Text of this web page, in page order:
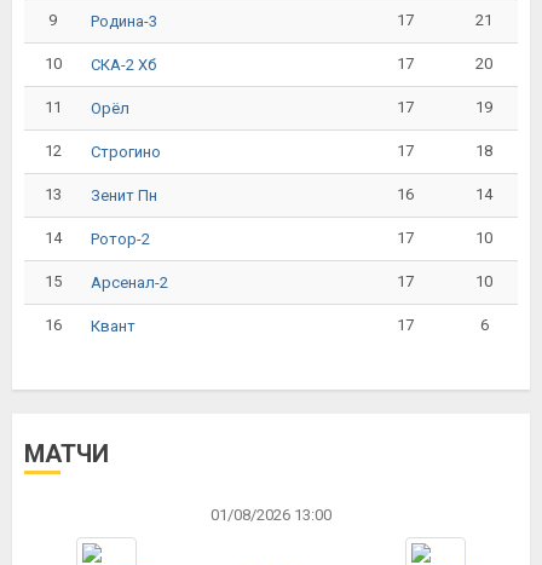
9 Родина-3 17 21
10 СКА-2 Хб 17 20
11 Орёл 17 19
12 Строгино 17 18
13 Зенит Пн 16 14
14 Ротор-2 17 10
15 Арсенал-2 17 10
16 Квант 17 6
МАТЧИ
01/08/2026 13:00